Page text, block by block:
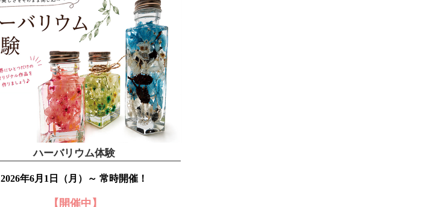
ハーバリウム体験
2026年6月1日（月）～ 常時開催！
【開催中】